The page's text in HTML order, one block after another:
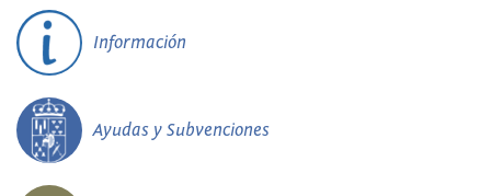
Información
Ayudas y Subvenciones